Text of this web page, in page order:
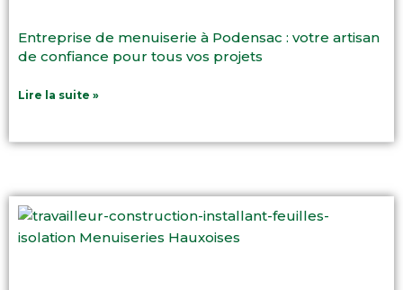
Entreprise de menuiserie à Podensac : votre artisan
de confiance pour tous vos projets
Lire la suite »